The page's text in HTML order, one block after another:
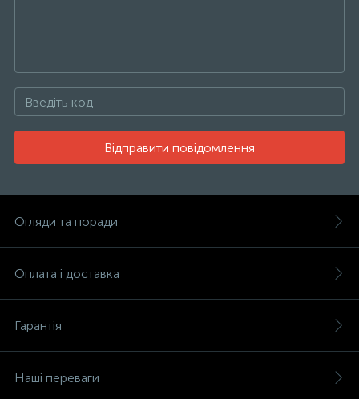
Відправити повідомлення
Огляди та поради
Оплата і доставка
Гарантія
Наші переваги